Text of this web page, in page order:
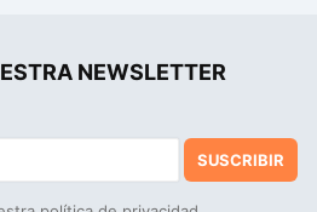
NEWSLETTER
SUSCRIBIR